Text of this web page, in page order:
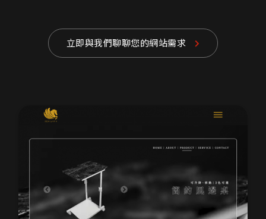
立即與我們聊聊您的網站需求